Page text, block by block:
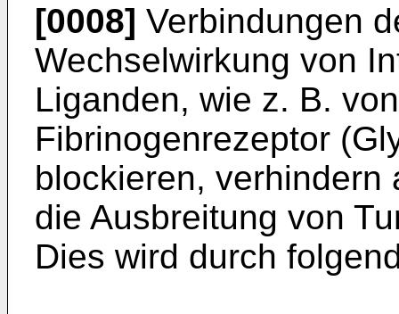
[0008] Verbindungen
Wechselwirkung von
Liganden, wie z. B.
Fibrinogenrezeptor
blockieren, verhindern
die Ausbreitung von
Dies wird durch